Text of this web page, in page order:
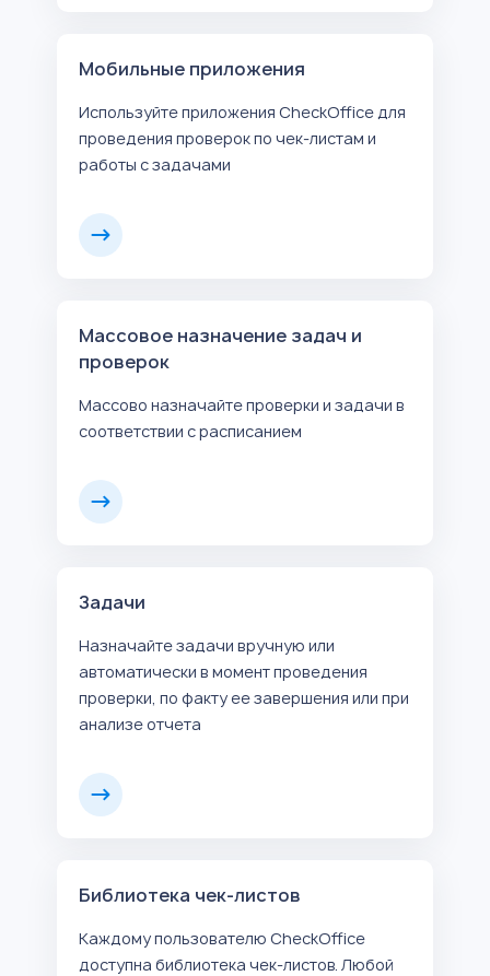
Мобильные приложения
Используйте приложения CheckOffice для
проведения проверок по чек-листам и
работы с задачами
Массовое назначение задач и
проверок
Массово назначайте проверки и задачи в
соответствии с расписанием
Задачи
Назначайте задачи вручную или
автоматически в момент проведения
проверки, по факту ее завершения или при
анализе отчета
Библиотека чек-листов
Каждому пользователю CheckOffice
доступна библиотека чек-листов. Любой